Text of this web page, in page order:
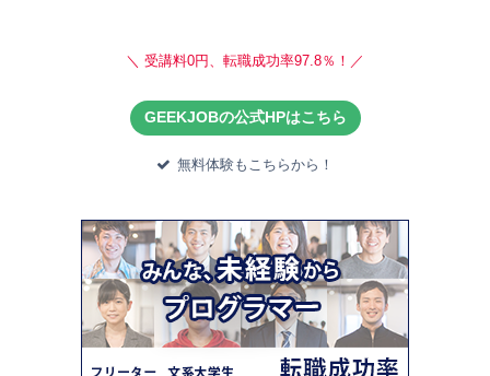
＼ 受講料0円、転職成功率97.8％！／
GEEKJOBの公式HPはこちら
無料体験もこちらから！